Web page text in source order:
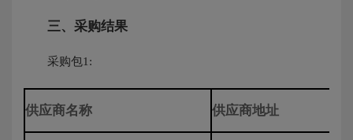
三、采购结果
采购包1:
供应商名称 供应商地址